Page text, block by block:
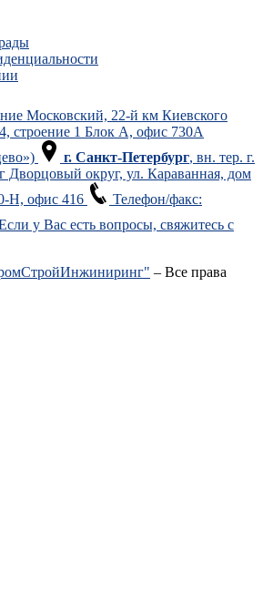
Московский, 22-й км Киевского
строение 1 Блок А, офис 730А
г. Санкт-Петербург, вн. тер. г.
Дворцовый округ, ул. Караванная, дом
Н, офис 416
Телефон/факс:
у Вас есть вопросы, свяжитесь с
– Все права